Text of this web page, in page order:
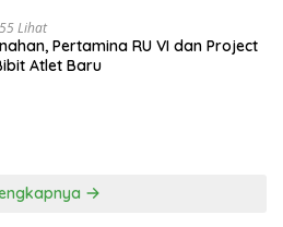
Lihat
Pertamina RU VI dan Project
Atlet Baru